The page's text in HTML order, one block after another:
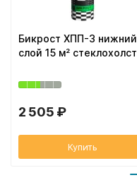
Бикрост ХПП-3 нижний
слой 15 м² стеклохолст
2 505 ₽
Купить